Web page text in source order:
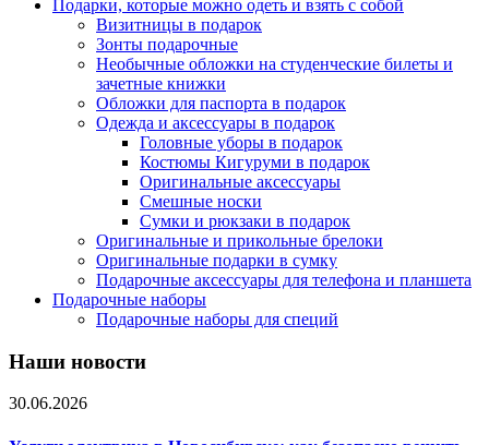
Подарки, которые можно одеть и взять с собой
Визитницы в подарок
Зонты подарочные
Необычные обложки на студенческие билеты и
зачетные книжки
Обложки для паспорта в подарок
Одежда и аксессуары в подарок
Головные уборы в подарок
Костюмы Кигуруми в подарок
Оригинальные аксессуары
Смешные носки
Сумки и рюкзаки в подарок
Оригинальные и прикольные брелоки
Оригинальные подарки в сумку
Подарочные аксессуары для телефона и планшета
Подарочные наборы
Подарочные наборы для специй
Наши новости
30.06.2026